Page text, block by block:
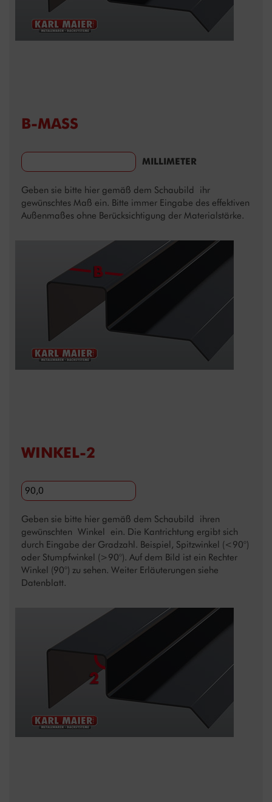
B-MASS
MILLIMETER
Geben sie bitte hier gemäß dem Schaubild ihr
gewünschtes Maß ein. Bitte immer Eingabe des effektiven
Außenmaßes ohne Berücksichtigung der Materialstärke.
WINKEL-2
Geben sie bitte hier gemäß dem Schaubild ihren
gewünschten Winkel ein. Die Kantrichtung ergibt sich
durch Eingabe der Gradzahl. Beispiel, Spitzwinkel (<90°)
oder Stumpfwinkel (>90°). Auf dem Bild ist ein Rechter
Winkel (90°) zu sehen. Weiter Erläuterungen siehe
Datenblatt.